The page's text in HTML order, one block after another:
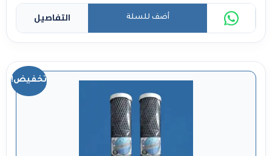
التفاصيل أضف للسلة
تخفيض!